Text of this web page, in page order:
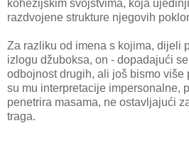
kohezijskim svojstvima, koja
razdvojene strukture njegovih
Za razliku od imena s kojima, dijeli
izlogu džuboksa, on - dopadajući
odbojnost drugih, ali još bismo
su mu interpretacije impersonalne,
penetrira masama, ne ostavljajući
traga.